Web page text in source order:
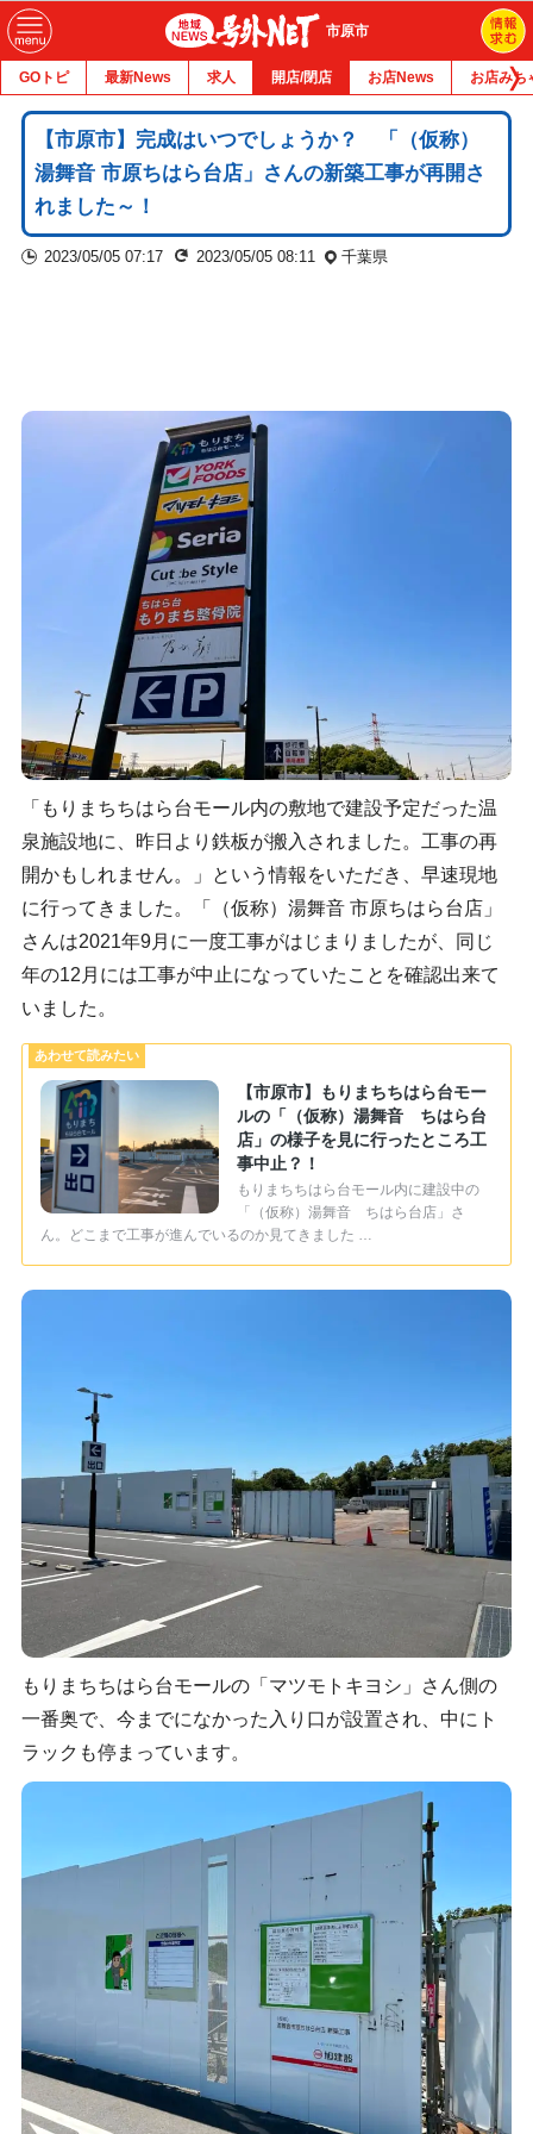
市原市
GOトピ 最新News 求人 開店/閉店 お店News お店みち
【市原市】完成はいつでしょうか？ 「（仮称）
湯舞音 市原ちはら台店」さんの新築工事が再開さ
れました～！
2023/05/05 07:17 2023/05/05 08:11 千葉県
「もりまちちはら台モール内の敷地で建設予定だった温
泉施設地に、昨日より鉄板が搬入されました。工事の再
開かもしれません。」という情報をいただき、早速現地
に行ってきました。「（仮称）湯舞音 市原ちはら台店」
さんは2021年9月に一度工事がはじまりましたが、同じ
年の12月には工事が中止になっていたことを確認出来て
いました。
【市原市】もりまちちはら台モー
ルの「（仮称）湯舞音 ちはら台
店」の様子を見に行ったところ工
事中止？！
もりまちちはら台モール内に建設中の
「（仮称）湯舞音 ちはら台店」さ
ん。どこまで工事が進んでいるのか見てきました …
もりまちちはら台モールの「マツモトキヨシ」さん側の
一番奥で、今までになかった入り口が設置され、中にト
ラックも停まっています。